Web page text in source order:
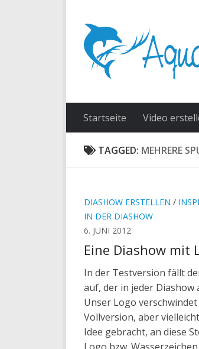
Startseite Video
TAGGED: MEHRERE
DIASHOW ERSTELLEN /
IN DER DIASHOW
6. JUNI 2012
Eine Diashow mit
In der Testversion fällt
auf, der in jeder Diashow
Unser Logo
Vollversion, aber
Idee gebracht, an diese